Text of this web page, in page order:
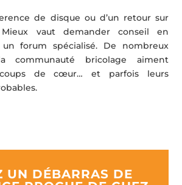
de disque ou d’un retour sur
vaut demander conseil en
forum spécialisé. De nombreux
communauté bricolage aiment
de cœur… et parfois leurs
UN DÉBARRAS DE